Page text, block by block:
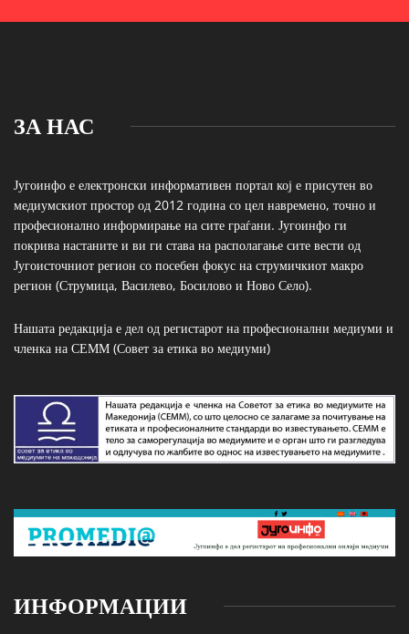
ЗА НАС
Југоинфо е електронски информативен портал кој е присутен во
медиумскиот простор од 2012 година со цел навремено, точно и
професионално информирање на сите граѓани. Југоинфо ги
покрива настаните и ви ги става на располагање сите вести од
Југоисточниот регион со посебен фокус на струмичкиот макро
регион (Струмица, Василево, Босилово и Ново Село).
Нашата редакција е дел од регистарот на професионални медиуми и
членка на СЕММ (Совет за етика во медиуми)
ИНФОРМАЦИИ